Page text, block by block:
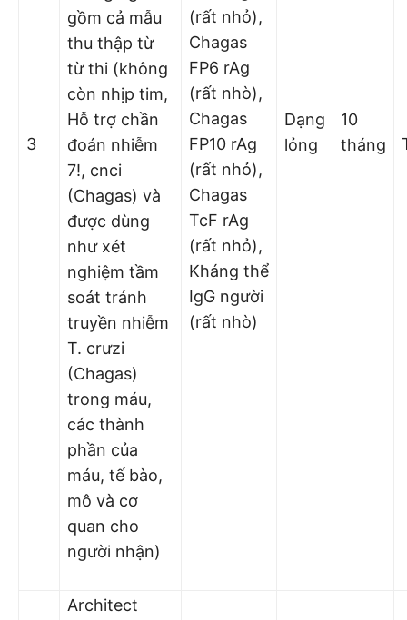
3
gồm cả mẫu
thu thập từ
từ thi (không
còn nhịp tim,
Hỗ trợ chần
đoán nhiễm
7!, cnci
(Chagas) và
được dùng
như xét
nghiệm tầm
soát tránh
truyền nhiễm
T. crưzi
(Chagas)
trong máu,
các thành
phần của
máu, tế bào,
mô và cơ
quan cho
người nhận)
(rất nhỏ),
Chagas
FP6 rAg
(rất nhò),
Chagas
FP10 rAg
(rất nhỏ),
Chagas
TcF rAg
(rất nhỏ),
Kháng thể
IgG người
(rất nhò)
Dạng
lỏng
10
tháng
Architect